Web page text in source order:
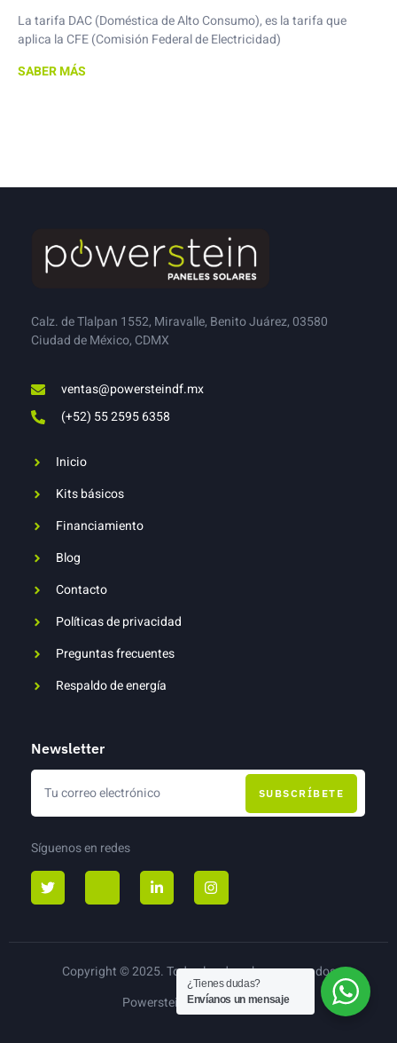
La tarifa DAC (Doméstica de Alto Consumo), es la tarifa que
aplica la CFE (Comisión Federal de Electricidad)
SABER MÁS
Calz. de Tlalpan 1552, Miravalle, Benito Juárez, 03580
Ciudad de México, CDMX
ventas@powersteindf.mx
(+52) 55 2595 6358
Inicio
Kits básicos
Financiamiento
Blog
Contacto
Políticas de privacidad
Preguntas frecuentes
Respaldo de energía
Newsletter
SUBSCRÍBETE
Síguenos en redes
Copyright © 2025. Todos los derechos reservados
Powerstein Páneles Solares
¿Tienes dudas?
Envíanos un mensaje